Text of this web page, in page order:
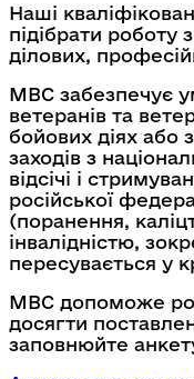
Наші
підібрати роботу
ділових,
МВС забезпечує
ветеранів та
бойових діях або
заходів з
відсічі і
російської
(поранення,
інвалідністю,
пересувається у
МВС допоможе
досягти
заповнюйте